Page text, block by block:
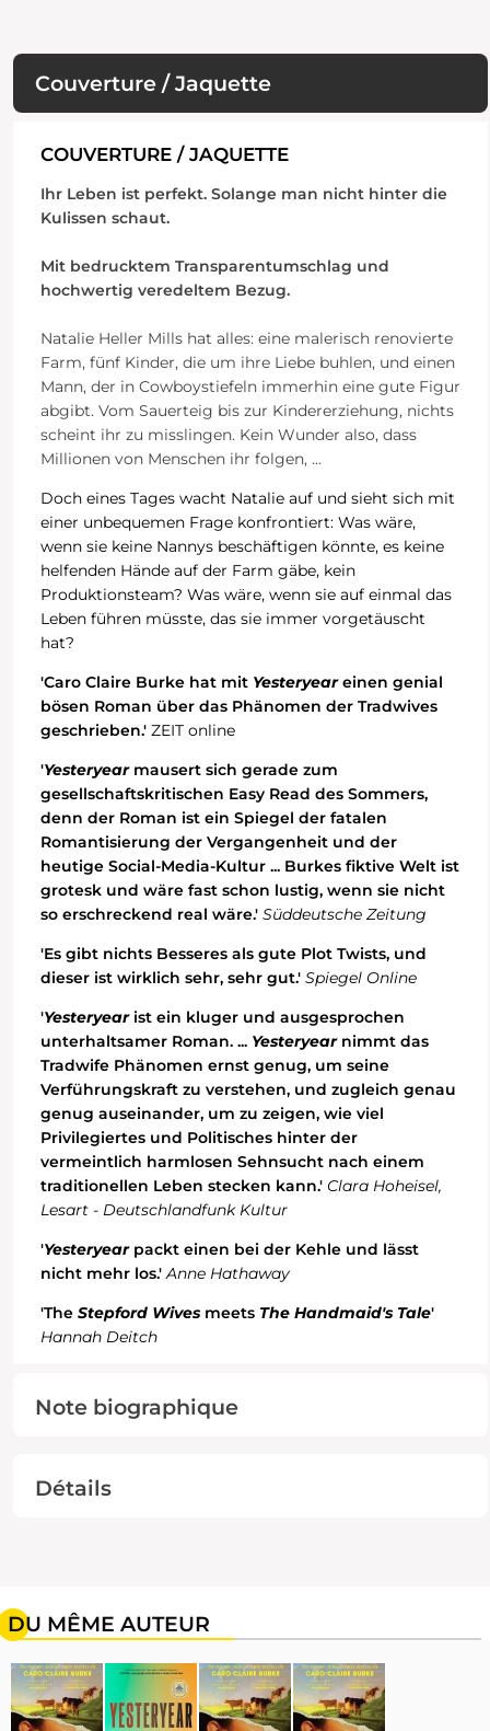
Couverture / Jaquette
COUVERTURE / JAQUETTE
Ihr Leben ist perfekt. Solange man nicht hinter die
Kulissen schaut.
Mit bedrucktem Transparentumschlag und
hochwertig veredeltem Bezug.
Natalie Heller Mills hat alles: eine malerisch renovierte
Farm, fünf Kinder, die um ihre Liebe buhlen, und einen
Mann, der in Cowboystiefeln immerhin eine gute Figur
abgibt. Vom Sauerteig bis zur Kindererziehung, nichts
scheint ihr zu misslingen. Kein Wunder also, dass
Millionen von Menschen ihr folgen, ...
Doch eines Tages wacht Natalie auf und sieht sich mit
einer unbequemen Frage konfrontiert: Was wäre,
wenn sie keine Nannys beschäftigen könnte, es keine
helfenden Hände auf der Farm gäbe, kein
Produktionsteam? Was wäre, wenn sie auf einmal das
Leben führen müsste, das sie immer vorgetäuscht
hat?
'Caro Claire Burke hat mit Yesteryeareinen genial
bösen Roman über das Phänomen der Tradwives
geschrieben.' ZEIT online
'Yesteryearmausert sich gerade zum
gesellschaftskritischen Easy Read des Sommers,
denn der Roman ist ein Spiegel der fatalen
Romantisierung der Vergangenheit und der
heutige Social-Media-Kultur ... Burkes fiktive Welt ist
grotesk und wäre fast schon lustig, wenn sie nicht
so erschreckend real wäre.' Süddeutsche Zeitung
'Es gibt nichts Besseres als gute Plot Twists, und
dieser ist wirklich sehr, sehr gut.' Spiegel Online
'Yesteryearist ein kluger und ausgesprochen
unterhaltsamer Roman. ... Yesteryearnimmt das
Tradwife Phänomen ernst genug, um seine
Verführungskraft zu verstehen, und zugleich genau
genug auseinander, um zu zeigen, wie viel
Privilegiertes und Politisches hinter der
vermeintlich harmlosen Sehnsucht nach einem
traditionellen Leben stecken kann.' Clara Hoheisel,
Lesart - Deutschlandfunk Kultur
'Yesteryearpackt einen bei der Kehle und lässt
nicht mehr los.' Anne Hathaway
'The Stepford Wives meets The Handmaid's Tale'
Hannah Deitch
Note biographique
Détails
DU MÊME AUTEUR